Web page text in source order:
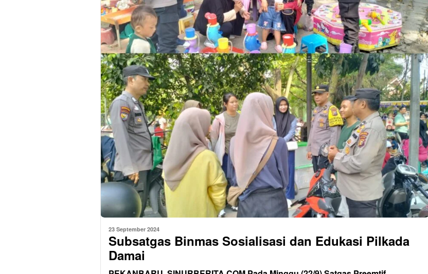
23 September 2024
Subsatgas Binmas Sosialisasi dan Edukasi Pilkada
Damai